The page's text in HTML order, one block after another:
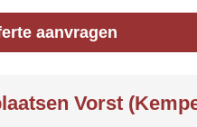
aanvragen
Vorst